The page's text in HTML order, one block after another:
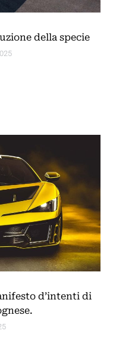
della specie
d’intenti di